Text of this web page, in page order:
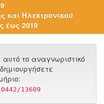
και Ηλεκτρονικού
έως 2019
το αναγνωριστικό
13609